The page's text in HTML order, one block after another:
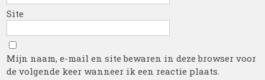
Site
Mijn naam, e-mail en site bewaren in deze browser voor
de volgende keer wanneer ik een reactie plaats.